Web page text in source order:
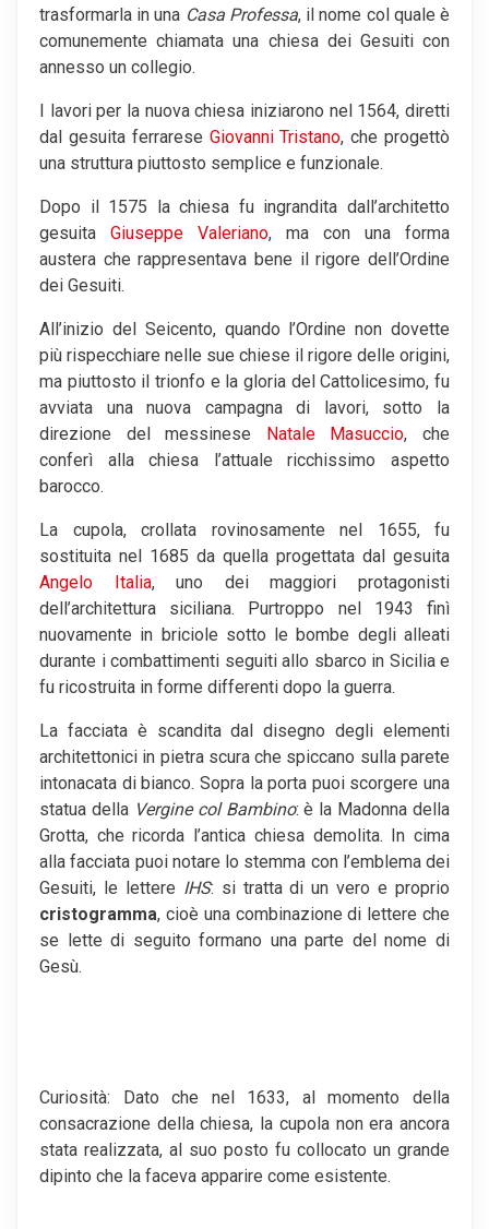
trasformarla in una Casa Professa, il nome col quale è
comunemente chiamata una chiesa dei Gesuiti con
annesso un collegio.
I lavori per la nuova chiesa iniziarono nel 1564, diretti
dal gesuita ferrarese Giovanni Tristano, che progettò
una struttura piuttosto semplice e funzionale.
Dopo il 1575 la chiesa fu ingrandita dall’architetto
gesuita Giuseppe Valeriano, ma con una forma
austera che rappresentava bene il rigore dell’Ordine
dei Gesuiti.
All’inizio del Seicento, quando l’Ordine non dovette
più rispecchiare nelle sue chiese il rigore delle origini,
ma piuttosto il trionfo e la gloria del Cattolicesimo, fu
avviata una nuova campagna di lavori, sotto la
direzione del messinese Natale Masuccio, che
conferì alla chiesa l’attuale ricchissimo aspetto
barocco.
La cupola, crollata rovinosamente nel 1655, fu
sostituita nel 1685 da quella progettata dal gesuita
Angelo Italia, uno dei maggiori protagonisti
dell’architettura siciliana. Purtroppo nel 1943 finì
nuovamente in briciole sotto le bombe degli alleati
durante i combattimenti seguiti allo sbarco in Sicilia e
fu ricostruita in forme differenti dopo la guerra.
La facciata è scandita dal disegno degli elementi
architettonici in pietra scura che spiccano sulla parete
intonacata di bianco. Sopra la porta puoi scorgere una
statua della Vergine col Bambino: è la Madonna della
Grotta, che ricorda l’antica chiesa demolita. In cima
alla facciata puoi notare lo stemma con l’emblema dei
Gesuiti, le lettere IHS: si tratta di un vero e proprio
cristogramma, cioè una combinazione di lettere che
se lette di seguito formano una parte del nome di
Gesù.
Curiosità: Dato che nel 1633, al momento della
consacrazione della chiesa, la cupola non era ancora
stata realizzata, al suo posto fu collocato un grande
dipinto che la faceva apparire come esistente.